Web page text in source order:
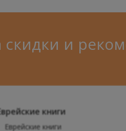
и
книги
Еврейские книги